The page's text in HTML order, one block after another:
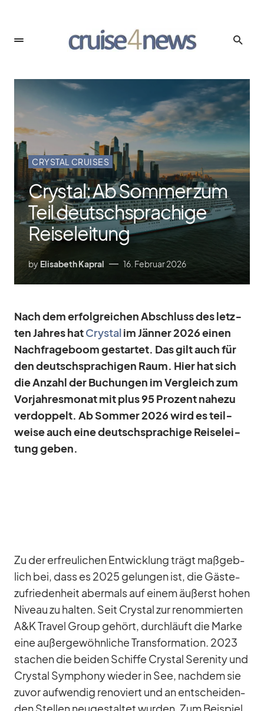
CRYSTAL CRUISES
Crystal: Ab Sommer zum
Teil deutschsprachige
Reiseleitung
by Elisabeth Kapral 16. Februar 2026
Nach dem er­folg­rei­chen Ab­schluss des letz­
ten Jah­res hatCrys­talim Jän­ner 2026 ei­nen
Nach­fra­ge­boom ge­star­tet. Das gilt auch für
den deutsch­spra­chi­gen Raum. Hier hat sich
die An­zahl der Bu­chun­gen im Ver­gleich zum
Vor­jah­res­mo­nat mit plus 95 Pro­zent na­hezu
ver­dop­pelt. Ab Som­mer 2026 wird es teil­
weise auch eine deutsch­spra­chige Rei­se­lei­
tung ge­ben.
Zu der er­freu­li­chen Ent­wick­lung trägt maß­geb­
lich bei, dass es 2025 ge­lun­gen ist, die Gäs­te­
zu­frie­den­heit aber­mals auf ei­nem äu­ßerst ho­hen
Ni­veau zu hal­ten. Seit Crys­tal zur re­nom­mier­ten
A&K Tra­vel Group ge­hört, durch­läuft die Marke
eine au­ßer­ge­wöhn­li­che Trans­for­ma­tion. 2023
sta­chen die bei­den Schiffe Crys­tal Se­re­nity und
Crys­tal Sym­phony wie­der in See, nach­dem sie
zu­vor auf­wen­dig re­no­viert und an ent­schei­den­